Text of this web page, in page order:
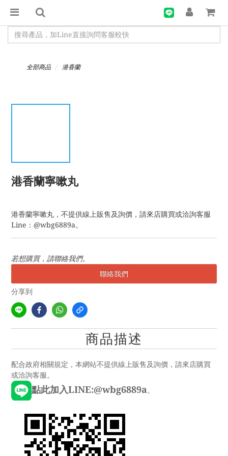
全部商品 港香蘭
港香蘭寧嗽丸
港香蘭寧嗽丸，不提供線上販售及詢價，請來店購買或洽詢客服
Line：@wbg6889a。
若想購買，請聯絡我們。
聯絡我們
分享到
商品描述
配合政府相關規定，本網站不提供線上販售及詢價，請來店購買
或洽詢客服。
點此加入LINE:@wbg6889a。